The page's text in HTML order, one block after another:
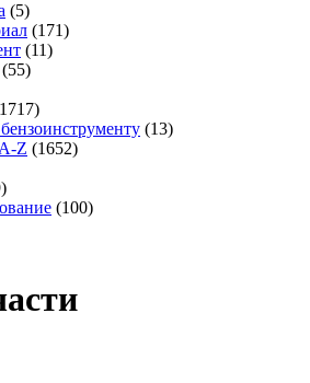
(5)
(171)
(11)
(55)
(13)
Z (1652)
(100)